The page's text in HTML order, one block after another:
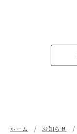
ホーム お知らせ